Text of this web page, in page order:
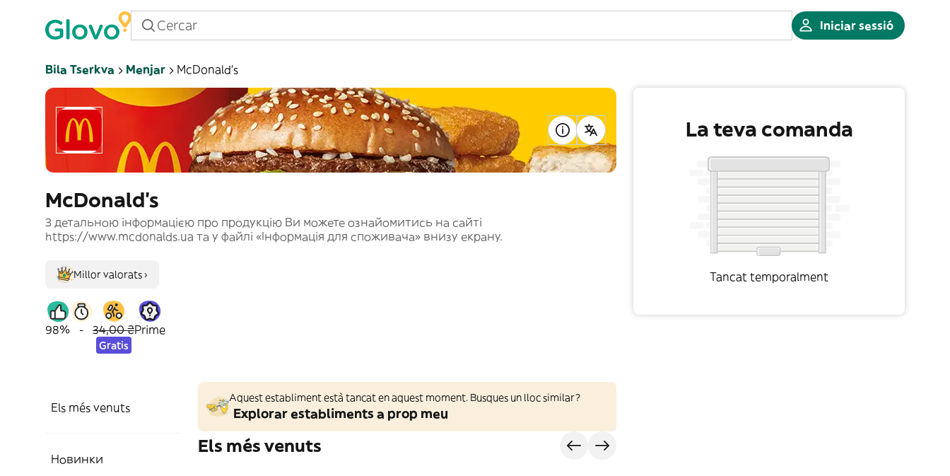
Iniciar sessió
Bila Tserkva Menjar McDonald's
McDonald's
З детальною інформацією про продукцію Ви можете ознайомитись на сайті
https://www.mcdonalds.ua та у файлі «Інформація для споживача» внизу екрану.
Millor valorats ›
98% - 34,00 ₴
Gratis
Prime
Els més venuts
Новинки‎
Aquest establiment està tancat en aquest moment. Busques un lloc similar?
Explorar establiments a prop meu
Els més venuts
La teva comanda
Tancat temporalment